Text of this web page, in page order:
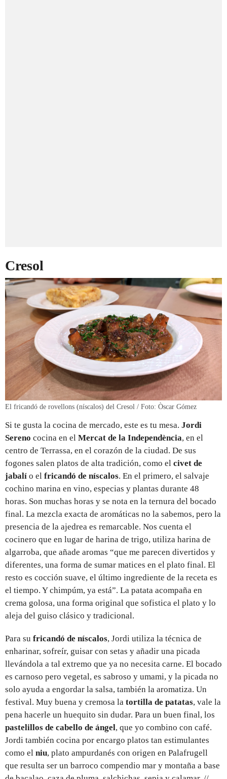
Cresol
El fricandó de rovellons (níscalos) del Cresol / Foto: Òscar Gómez
Si te gusta la cocina de mercado, este es tu mesa. Jordi
Sereno cocina en el Mercat de la Independència, en el
centro de Terrassa, en el corazón de la ciudad. De sus
fogones salen platos de alta tradición, como el civet de
jabalí o el fricandó de níscalos. En el primero, el salvaje
cochino marina en vino, especias y plantas durante 48
horas. Son muchas horas y se nota en la ternura del bocado
final. La mezcla exacta de aromáticas no la sabemos, pero la
presencia de la ajedrea es remarcable. Nos cuenta el
cocinero que en lugar de harina de trigo, utiliza harina de
algarroba, que añade aromas “que me parecen divertidos y
diferentes, una forma de sumar matices en el plato final. El
resto es cocción suave, el último ingrediente de la receta es
el tiempo. Y chimpúm, ya está”. La patata acompaña en
crema golosa, una forma original que sofistica el plato y lo
aleja del guiso clásico y tradicional.
Para su fricandó de níscalos, Jordi utiliza la técnica de
enharinar, sofreír, guisar con setas y añadir una picada
llevándola a tal extremo que ya no necesita carne. El bocado
es carnoso pero vegetal, es sabroso y umami, y la picada no
solo ayuda a engordar la salsa, también la aromatiza. Un
festival. Muy buena y cremosa la tortilla de patatas, vale la
pena hacerle un huequito sin dudar. Para un buen final, los
pastelillos de cabello de ángel, que yo combino con café.
Jordi también cocina por encargo platos tan estimulantes
como el niu, plato ampurdanés con origen en Palafrugell
que resulta ser un barroco compendio mar y montaña a base